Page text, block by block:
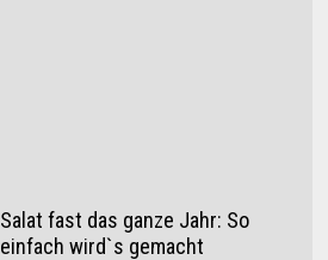
Salat fast das ganze Jahr: So
einfach wird`s gemacht